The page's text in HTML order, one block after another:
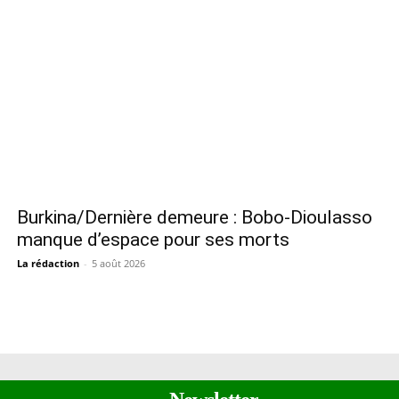
Burkina/Dernière demeure : Bobo-Dioulasso
manque d’espace pour ses morts
La rédaction - 5 août 2026